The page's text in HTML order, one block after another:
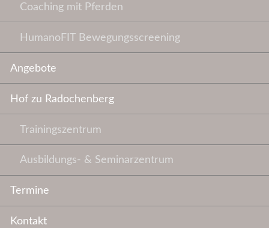
Coaching mit Pferden
HumanoFIT Bewegungsscreening
Angebote
Hof zu Radochenberg
Trainingszentrum
Ausbildungs- & Seminarzentrum
Termine
Kontakt